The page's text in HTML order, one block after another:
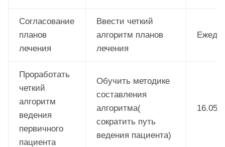
Согласование
планов
лечения
Ввести четкий
алгоритм планов
лечения
Проработать
четкий
алгоритм
ведения
первичного
пациента
Обучить методике
составления
алгоритма(
сократить путь
ведения пациента)